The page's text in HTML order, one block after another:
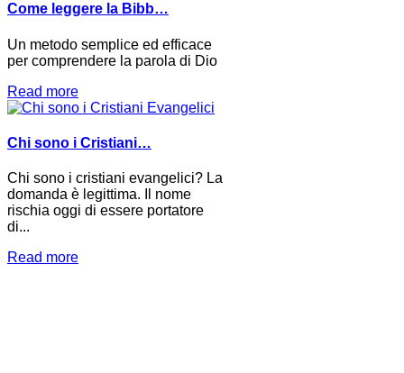
Come leggere la Bibb…
Un metodo semplice ed efficace
per comprendere la parola di Dio
Read more
Chi sono i Cristiani…
Chi sono i cristiani evangelici? La
domanda è legittima. Il nome
rischia oggi di essere portatore
di...
Read more